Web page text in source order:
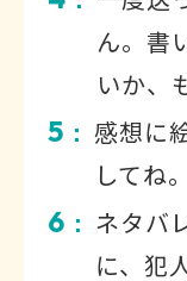
ん。書
いか、
5 ： 感想に
してね。
6 ： ネタバ
に、犯